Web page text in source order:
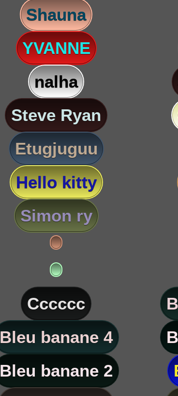
Shauna
YVANNE
nalha
Steve Ryan
Etugjuguu
Hello kitty
Simon ry
Cccccc
Bleu banane 4
Bleu banane 2